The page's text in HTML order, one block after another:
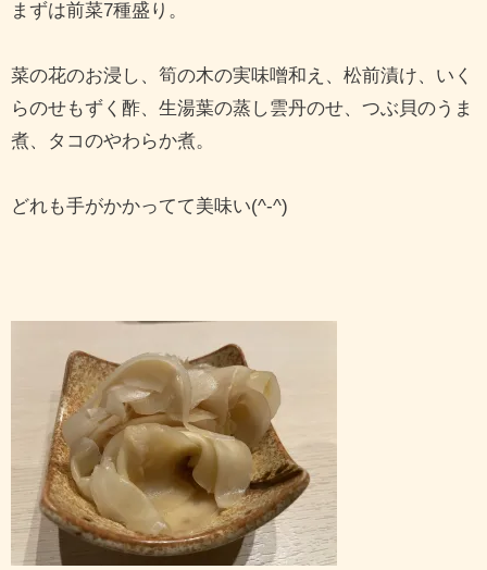
まずは前菜7種盛り。
菜の花のお浸し、筍の木の実味噌和え、松前漬け、いく
らのせもずく酢、生湯葉の蒸し雲丹のせ、つぶ貝のうま
煮、タコのやわらか煮。
どれも手がかかってて美味い(^-^)